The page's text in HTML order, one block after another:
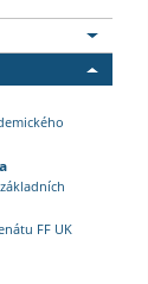
FF UK